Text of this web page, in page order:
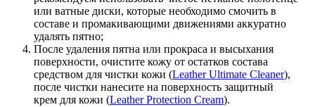
или ватные диски, которые необходимо смочить в
составе и промакивающими движениями аккуратно
удалять пятно;
После удаления пятна или прокраса и высыхания
поверхности, очистите кожу от остатков состава
средством для чистки кожи (Leather Ultimate Cleaner),
после чистки нанесите на поверхность защитный
крем для кожи (Leather Protection Cream).